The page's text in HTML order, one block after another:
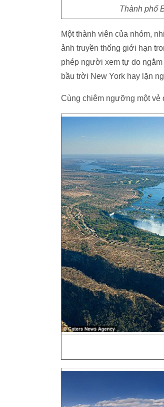
Thành phố
Một thành viên của nhóm,
ảnh truyền thống giới hạn
phép người xem tự do
bầu trời New York hay lặn
Cùng chiêm ngưỡng một vẻ